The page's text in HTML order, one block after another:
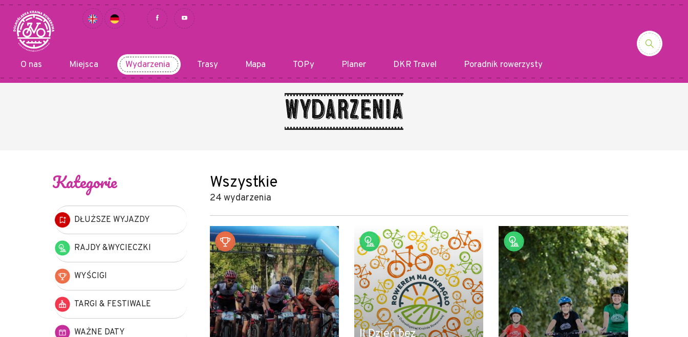
O nas Miejsca Wydarzenia Trasy Mapa TOPy Planer DKR Travel Poradnik rowerzysty
Wydarzenia
Wszystkie
24 wydarzenia
II Dzień bez
Kategorie
DŁUŻSZE WYJAZDY
RAJDY &WYCIECZKI
WYŚCIGI
TARGI & FESTIWALE
WAŻNE DATY